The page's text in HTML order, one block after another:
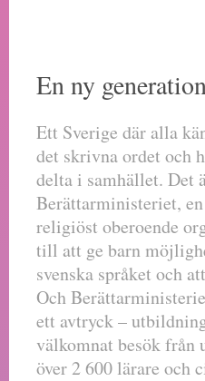
En ny
Ett Sverige där alla
det skrivna ordet och
delta i samhället. Det
Berättarministeriet,
religiöst oberoende
till att ge barn
svenska språket och
Och
ett avtryck –
välkomnat besök från
över 2 600 lärare och